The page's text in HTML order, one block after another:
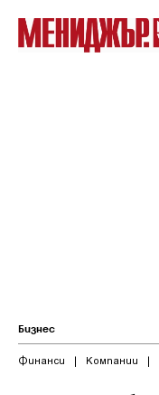
Бизнес
Финанси | Компании |